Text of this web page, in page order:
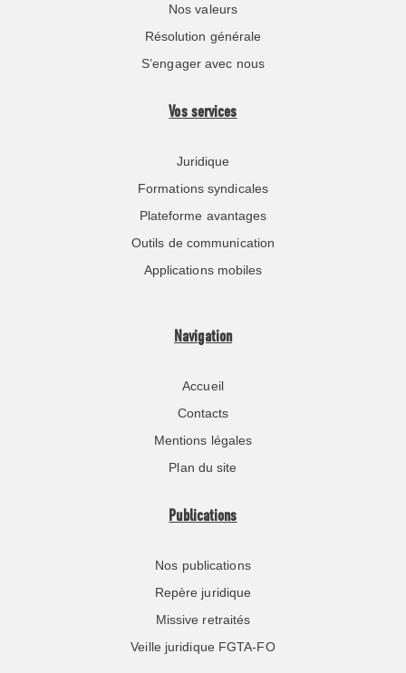
Nos valeurs
Résolution générale
S’engager avec nous
Vos services
Juridique
Formations syndicales
Plateforme avantages
Outils de communication
Applications mobiles
Navigation
Accueil
Contacts
Mentions légales
Plan du site
Publications
Nos publications
Repère juridique
Missive retraités
Veille juridique FGTA-FO